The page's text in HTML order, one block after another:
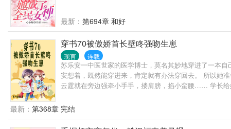
最新： 第694章 和好
穿书70被傲娇首长壁咚强吻生崽
现言 连载
苏乐安一中医世家的医学博士，莫名其妙地穿进了一本
安想着，既然能穿进来，肯定就有办法穿回去。 所以她
云霆就在旁边强牵小手手，搂肩膀，掐小蛮腰…… 学长给
傻眼了，这是啥时候的事？自己啥时候签的字？ 木已成
苏乐安打包离家出走。 但是没走出南城，就被逮了回去，
最新： 第368章 完结